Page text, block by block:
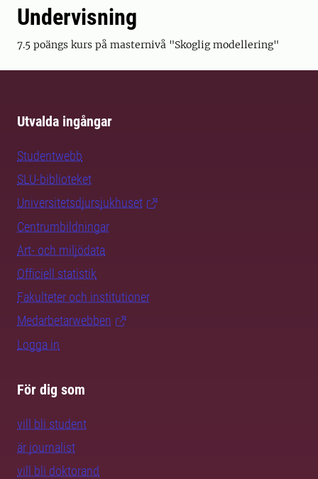
Undervisning
7.5 poängs kurs på masternivå "Skoglig modellering"
Utvalda ingångar
Studentwebb
SLU-biblioteket
Universitetsdjursjukhuset
Centrumbildningar
Art- och miljödata
Officiell statistik
Fakulteter och institutioner
Medarbetarwebben
Logga in
För dig som
vill bli student
är journalist
vill bli doktorand